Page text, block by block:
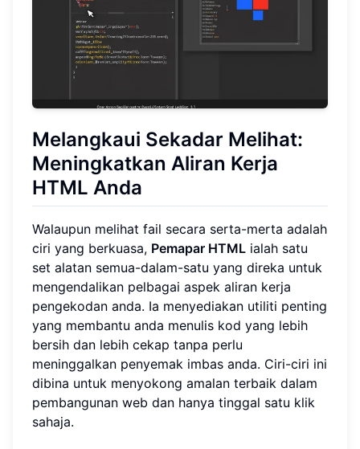
Melangkaui Sekadar Melihat:
Meningkatkan Aliran Kerja
HTML Anda
Walaupun melihat fail secara serta-merta adalah
ciri yang berkuasa, Pemapar HTML ialah satu
set alatan semua-dalam-satu yang direka untuk
mengendalikan pelbagai aspek aliran kerja
pengekodan anda. Ia menyediakan utiliti penting
yang membantu anda menulis kod yang lebih
bersih dan lebih cekap tanpa perlu
meninggalkan penyemak imbas anda. Ciri-ciri ini
dibina untuk menyokong amalan terbaik dalam
pembangunan web dan hanya tinggal satu klik
sahaja.